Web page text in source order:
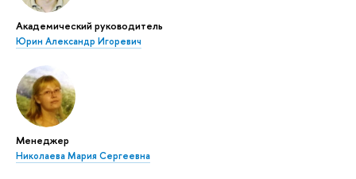
Академический руководитель
Юрин Александр Игоревич
Менеджер
Николаева Мария Сергеевна